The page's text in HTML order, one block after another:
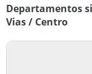
Departamentos
Vias / Centro